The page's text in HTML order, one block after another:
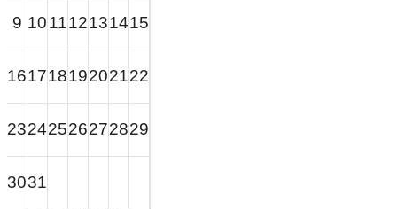
9 101112131415
16171819202122
23242526272829
3031